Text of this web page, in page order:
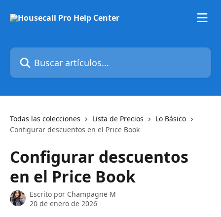
Buscar artículos...
Todas las colecciones Lista de Precios
Lo Básico
Configurar descuentos en el Price Book
Configurar descuentos
en el Price Book
Escrito por Champagne M
20 de enero de 2026